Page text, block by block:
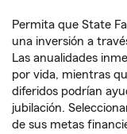
Permita que State
una inversión a
Las anualidades
por vida, mientras
diferidos podrían
jubilación.
de sus metas